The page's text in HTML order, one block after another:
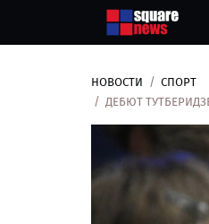
НОВОСТИ
СПОРТ
ДЕБЮТ